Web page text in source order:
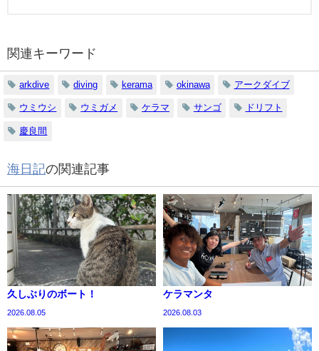
関連キーワード
arkdive diving kerama okinawa アークダイブ
ウミウシ ウミガメ ケラマ サンゴ ドリフト
慶良間
海日記の関連記事
久しぶりのボート！
2026.08.05
ケラマンタ
2026.08.03